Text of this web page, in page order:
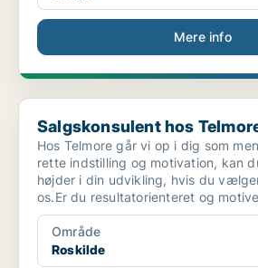
Mere info
Salgskonsulent hos Telmore
Salgskonsulent hos
Hos Telmore går vi op i dig som
rette indstilling og motivation, kan
højder i din udvikling, hvis du
os.Er du resultatorienteret og
Område
Roskilde